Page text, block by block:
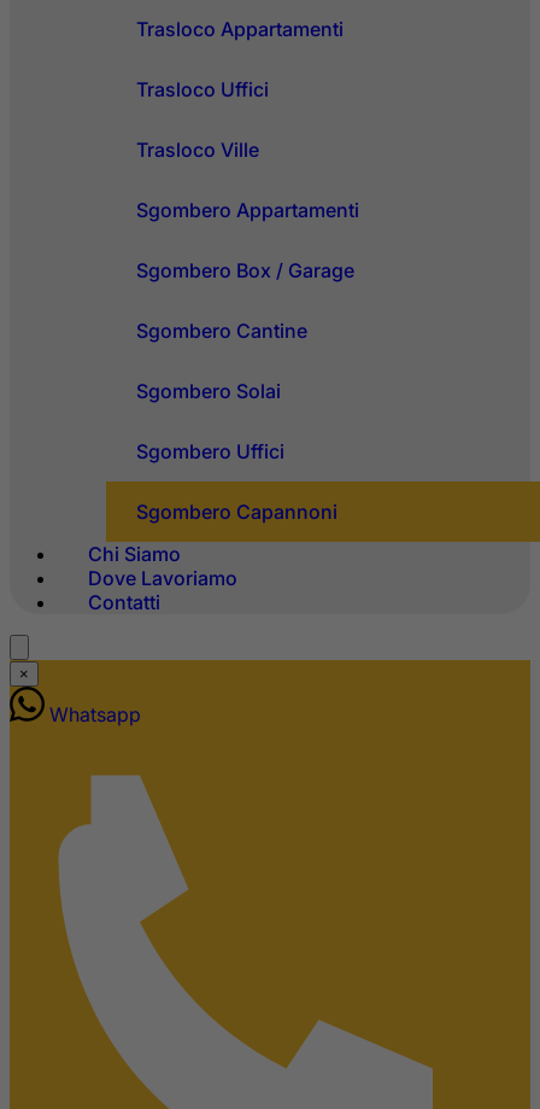
Trasloco Appartamenti
Trasloco Uffici
Trasloco Ville
Sgombero Appartamenti
Sgombero Box / Garage
Sgombero Cantine
Sgombero Solai
Sgombero Uffici
Sgombero Capannoni
Chi Siamo
Dove Lavoriamo
Contatti
×
Whatsapp